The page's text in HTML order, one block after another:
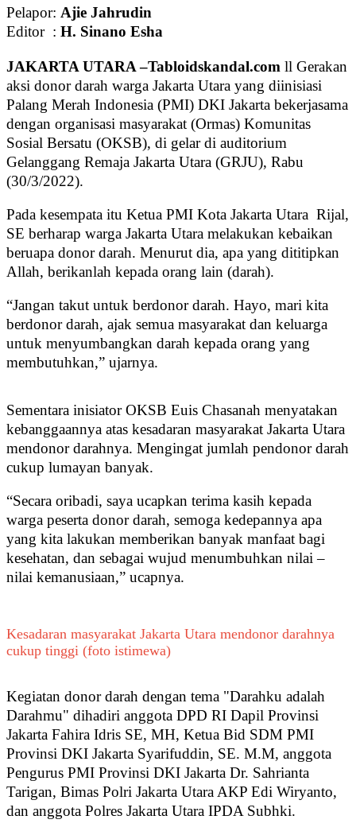
Pelapor: Ajie Jahrudin
Editor : H. Sinano Esha
JAKARTA UTARA –Tabloidskandal.com ll Gerakan
aksi donor darah warga Jakarta Utara yang diinisiasi
Palang Merah Indonesia (PMI) DKI Jakarta bekerjasama
dengan organisasi masyarakat (Ormas) Komunitas
Sosial Bersatu (OKSB), di gelar di auditorium
Gelanggang Remaja Jakarta Utara (GRJU), Rabu
(30/3/2022).
Pada kesempata itu Ketua PMI Kota Jakarta Utara Rijal,
SE berharap warga Jakarta Utara melakukan kebaikan
beruapa donor darah. Menurut dia, apa yang dititipkan
Allah, berikanlah kepada orang lain (darah).
“Jangan takut untuk berdonor darah. Hayo, mari kita
berdonor darah, ajak semua masyarakat dan keluarga
untuk menyumbangkan darah kepada orang yang
membutuhkan,” ujarnya.
Sementara inisiator OKSB Euis Chasanah menyatakan
kebanggaannya atas kesadaran masyarakat Jakarta Utara
mendonor darahnya. Mengingat jumlah pendonor darah
cukup lumayan banyak.
“Secara oribadi, saya ucapkan terima kasih kepada
warga peserta donor darah, semoga kedepannya apa
yang kita lakukan memberikan banyak manfaat bagi
kesehatan, dan sebagai wujud menumbuhkan nilai –
nilai kemanusiaan,” ucapnya.
Kesadaran masyarakat Jakarta Utara mendonor darahnya
cukup tinggi (foto istimewa)
Kegiatan donor darah dengan tema "Darahku adalah
Darahmu" dihadiri anggota DPD RI Dapil Provinsi
Jakarta Fahira Idris SE, MH, Ketua Bid SDM PMI
Provinsi DKI Jakarta Syarifuddin, SE. M.M, anggota
Pengurus PMI Provinsi DKI Jakarta Dr. Sahrianta
Tarigan, Bimas Polri Jakarta Utara AKP Edi Wiryanto,
dan anggota Polres Jakarta Utara IPDA Subhki.